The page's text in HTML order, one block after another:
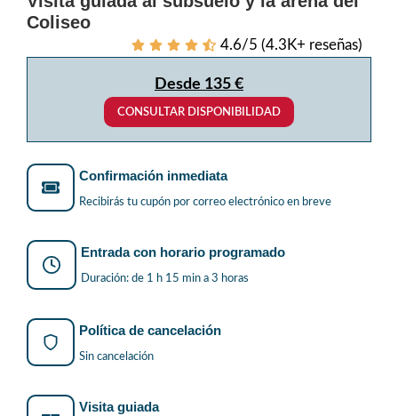
Coliseo
4.6/5 (4.3K+ reseñas)
Desde 135 €
CONSULTAR DISPONIBILIDAD
Confirmación inmediata
Recibirás tu cupón por correo electrónico en breve
Entrada con horario programado
Duración: de 1 h 15 min a 3 horas
Política de cancelación
Sin cancelación
Visita guiada